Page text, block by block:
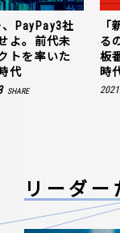
PayPay3社
よ。前代未
トを率いた
代
SHARE
る
板
時
リーダー